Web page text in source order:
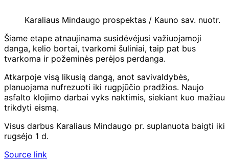
Karaliaus Mindaugo prospektas / Kauno sav. nuotr.
Šiame etape atnaujinama susidėvėjusi važiuojamoji
danga, kelio bortai, tvarkomi šuliniai, taip pat bus
tvarkoma ir požeminės perėjos perdanga.
Atkarpoje visą likusią dangą, anot savivaldybės,
planuojama nufrezuoti iki rugpjūčio pradžios. Naujo
asfalto klojimo darbai vyks naktimis, siekiant kuo mažiau
trikdyti eismą.
Visus darbus Karaliaus Mindaugo pr. suplanuota baigti iki
rugsėjo 1 d.
Source link